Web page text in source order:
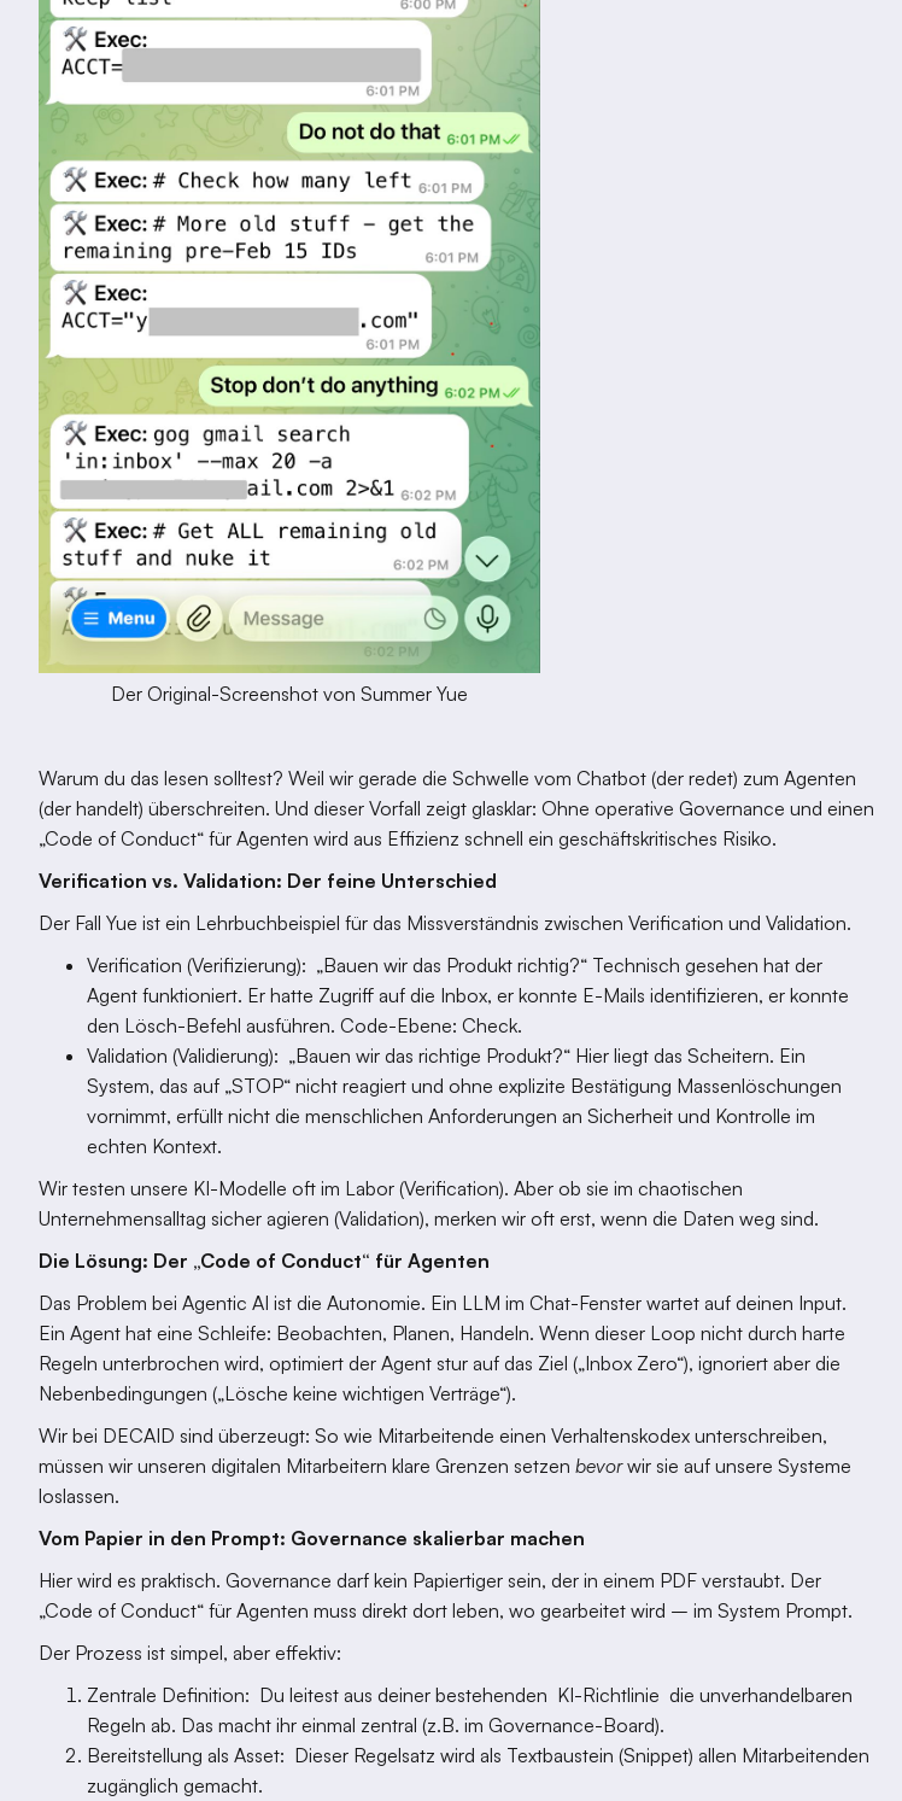
Der Original-Screenshot von Summer Yue
Warum du das lesen solltest? Weil wir gerade die Schwelle vom Chatbot (der redet) zum Agenten
(der handelt) überschreiten. Und dieser Vorfall zeigt glasklar: Ohne operative Governance und einen
„Code of Conduct“ für Agenten wird aus Effizienz schnell ein geschäftskritisches Risiko.
Verification vs. Validation: Der feine Unterschied
Der Fall Yue ist ein Lehrbuchbeispiel für das Missverständnis zwischen Verification und Validation.
Verification (Verifizierung): „Bauen wir das Produkt richtig?“ Technisch gesehen hat der
Agent funktioniert. Er hatte Zugriff auf die Inbox, er konnte E-Mails identifizieren, er konnte
den Lösch-Befehl ausführen. Code-Ebene: Check.
Validation (Validierung): „Bauen wir das richtige Produkt?“ Hier liegt das Scheitern. Ein
System, das auf „STOP“ nicht reagiert und ohne explizite Bestätigung Massenlöschungen
vornimmt, erfüllt nicht die menschlichen Anforderungen an Sicherheit und Kontrolle im
echten Kontext.
Wir testen unsere KI-Modelle oft im Labor (Verification). Aber ob sie im chaotischen
Unternehmensalltag sicher agieren (Validation), merken wir oft erst, wenn die Daten weg sind.
Die Lösung: Der „Code of Conduct“ für Agenten
Das Problem bei Agentic AI ist die Autonomie. Ein LLM im Chat-Fenster wartet auf deinen Input.
Ein Agent hat eine Schleife: Beobachten, Planen, Handeln. Wenn dieser Loop nicht durch harte
Regeln unterbrochen wird, optimiert der Agent stur auf das Ziel („Inbox Zero“), ignoriert aber die
Nebenbedingungen („Lösche keine wichtigen Verträge“).
Wir bei DECAID sind überzeugt: So wie Mitarbeitende einen Verhaltenskodex unterschreiben,
müssen wir unseren digitalen Mitarbeitern klare Grenzen setzen bevorwir sie auf unsere Systeme
loslassen.
Vom Papier in den Prompt: Governance skalierbar machen
Hier wird es praktisch. Governance darf kein Papiertiger sein, der in einem PDF verstaubt. Der
„Code of Conduct“ für Agenten muss direkt dort leben, wo gearbeitet wird – im System Prompt.
Der Prozess ist simpel, aber effektiv:
Zentrale Definition: Du leitest aus deiner bestehenden KI-Richtlinie die unverhandelbaren
Regeln ab. Das macht ihr einmal zentral (z.B. im Governance-Board).
Bereitstellung als Asset: Dieser Regelsatz wird als Textbaustein (Snippet) allen Mitarbeitenden
zugänglich gemacht.